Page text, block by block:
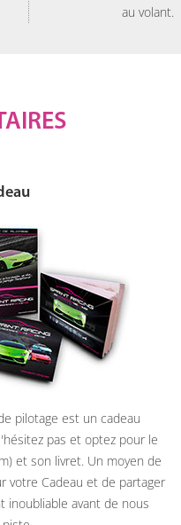
au volant.
pilotage est un cadeau
pas et optez pour le
et son livret. Un moyen de
votre Cadeau et de partager
inoubliable avant de nous